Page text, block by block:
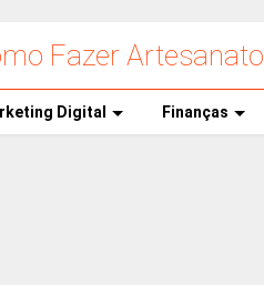
Fazer Artesanato
Digital Finanças